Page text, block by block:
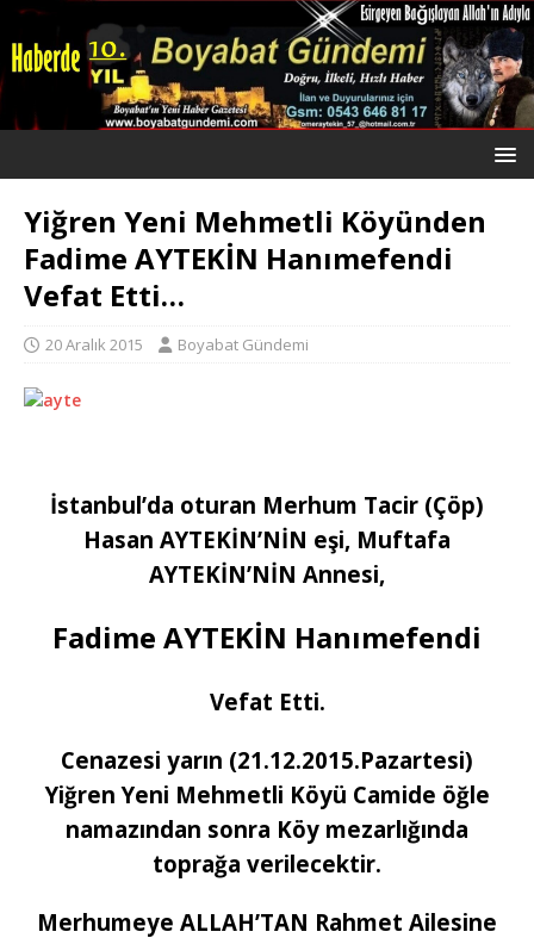
Yiğren Yeni Mehmetli Köyünden
Fadime AYTEKİN Hanımefendi
Vefat Etti…
20 Aralık 2015 Boyabat Gündemi
İstanbul’da oturan Merhum Tacir (Çöp)
Hasan AYTEKİN’NİN eşi, Muftafa
AYTEKİN’NİN Annesi,
Fadime AYTEKİN Hanımefendi
Vefat Etti.
Cenazesi yarın (21.12.2015.Pazartesi)
Yiğren Yeni Mehmetli Köyü Camide öğle
namazından sonra Köy mezarlığında
toprağa verilecektir.
Merhumeye ALLAH’TAN Rahmet Ailesine